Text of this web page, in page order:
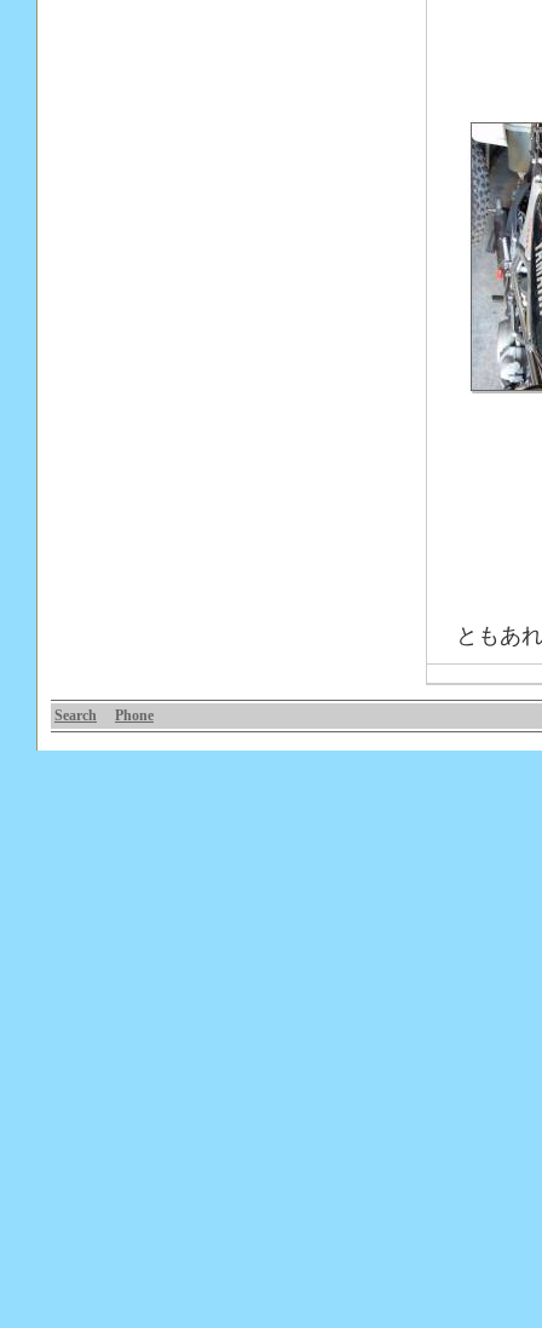
ともあ
Search Phone